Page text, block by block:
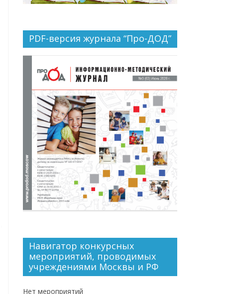
PDF-версия журнала “Про-ДОД”
Навигатор конкурсных
мероприятий, проводимых
учреждениями Москвы и РФ
Нет мероприятий